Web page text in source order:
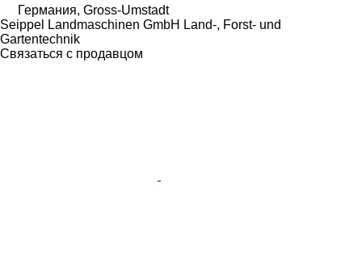
Германия, Gross-Umstadt
Seippel Landmaschinen GmbH Land-, Forst- und
Gartentechnik
Связаться с продавцом